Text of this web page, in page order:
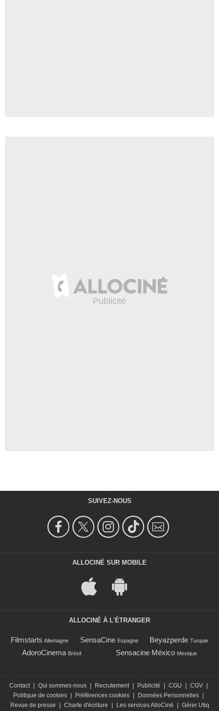
SUIVEZ-NOUS
ALLOCINÉ SUR MOBILE
ALLOCINÉ À L'ÉTRANGER
Filmstarts Allemagne SensaCine Espagne Beyazperde Turquie
AdoroCinema Brésil Sensacine México Mexique
Contact Qui sommes-nous Recrutement Publicité CGU CGV
Politique de cookies
Préférences cookies Données Personnelles
Revue de presse
Charte d'écriture Les services AlloCiné Gérer Utiq